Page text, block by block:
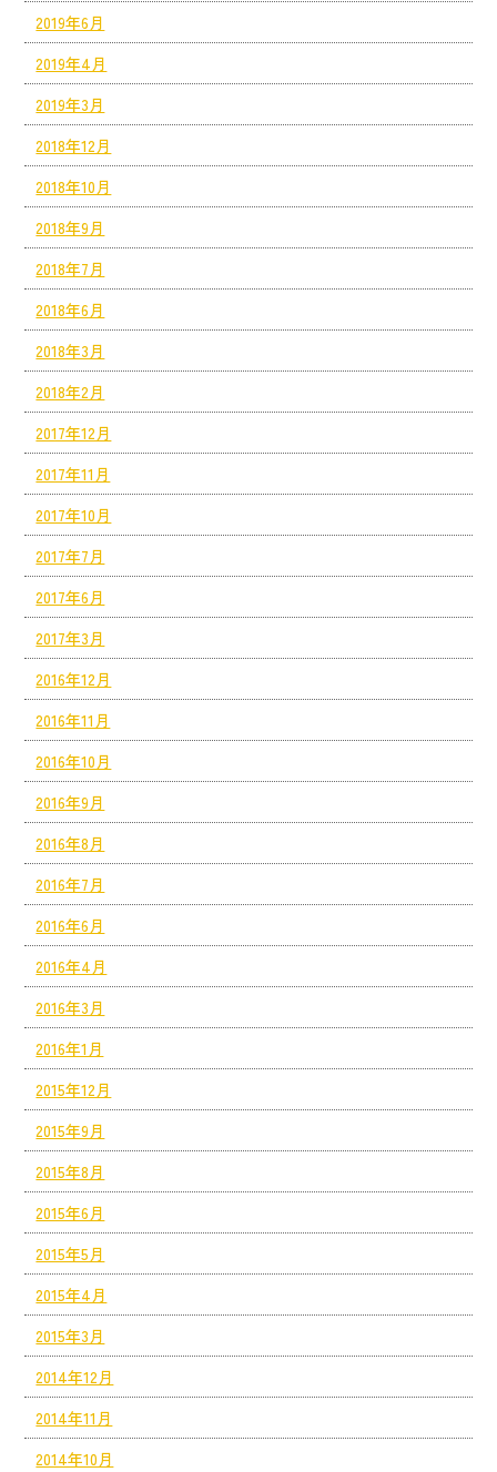
2019年6月
2019年4月
2019年3月
2018年12月
2018年10月
2018年9月
2018年7月
2018年6月
2018年3月
2018年2月
2017年12月
2017年11月
2017年10月
2017年7月
2017年6月
2017年3月
2016年12月
2016年11月
2016年10月
2016年9月
2016年8月
2016年7月
2016年6月
2016年4月
2016年3月
2016年1月
2015年12月
2015年9月
2015年8月
2015年6月
2015年5月
2015年4月
2015年3月
2014年12月
2014年11月
2014年10月